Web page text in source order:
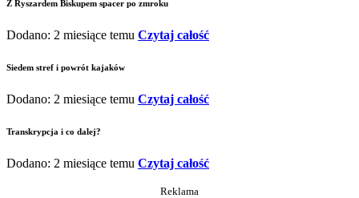
Z Ryszardem Biskupem spacer po zmroku
Dodano: 2 miesiące temu Czytaj całość
Siedem stref i powrót kajaków
Dodano: 2 miesiące temu Czytaj całość
Transkrypcja i co dalej?
Dodano: 2 miesiące temu Czytaj całość
Reklama